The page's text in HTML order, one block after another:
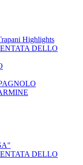
Highlights
DELLO
DELLO